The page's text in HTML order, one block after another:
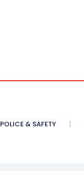
POLICE & SAFETY